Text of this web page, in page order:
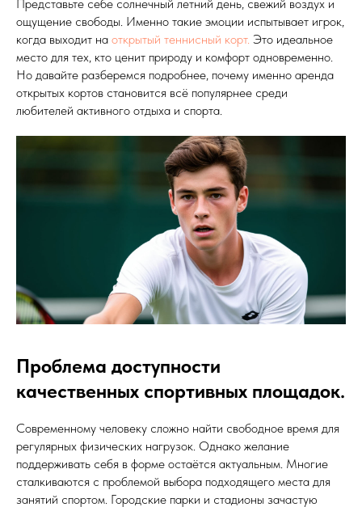
Представьте себе солнечный летний день, свежий воздух и
ощущение свободы. Именно такие эмоции испытывает игрок,
когда выходит на открытый теннисный корт. Это идеальное
место для тех, кто ценит природу и комфорт одновременно.
Но давайте разберемся подробнее, почему именно аренда
открытых кортов становится всё популярнее среди
любителей активного отдыха и спорта.
Проблема доступности
качественных спортивных площадок.
Современному человеку сложно найти свободное время для
регулярных физических нагрузок. Однако желание
поддерживать себя в форме остаётся актуальным. Многие
сталкиваются с проблемой выбора подходящего места для
занятий спортом. Городские парки и стадионы зачастую